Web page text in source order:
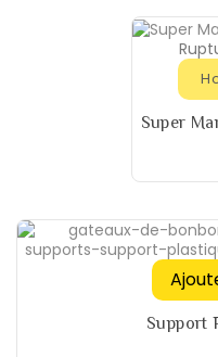
Super
Support